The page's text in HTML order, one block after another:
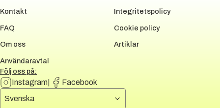
Kontakt
FAQ
Om oss
Användaravtal
Integritetspolicy
Cookie policy
Artiklar
Följ oss på:
Instagram
Facebook
Välj språk
Svenska